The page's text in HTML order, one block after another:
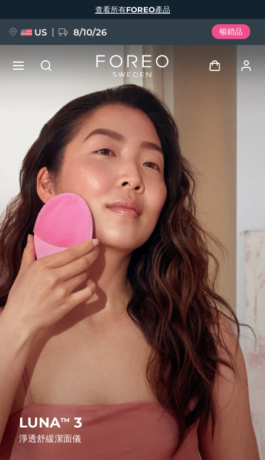
LUNATM 3
淨透舒緩潔面儀
查看所有FOREO產品
US 8/10/26 暢銷品
我的地址
我的訂閱
FAQ™ Pure Beauty-Tech Elixir
BREAKING NEWS
issa™ Teeth Whitening Set
FAQ™ Dual LED Panel
熱門產品
特別優惠 暢銷產品
English Deutsch
Español
Français
Italiano
Português
Polski
Svenska
Русский
Türkçe
简体中文 繁體中文
發貨國家
預計送達日期8/10/26
英國 預計送達日期8/9/26
西班牙 預計送達日期8/9/26
澳洲 預計送達日期 8/12/26
法國 預計送達日期
德國 預計送達日期